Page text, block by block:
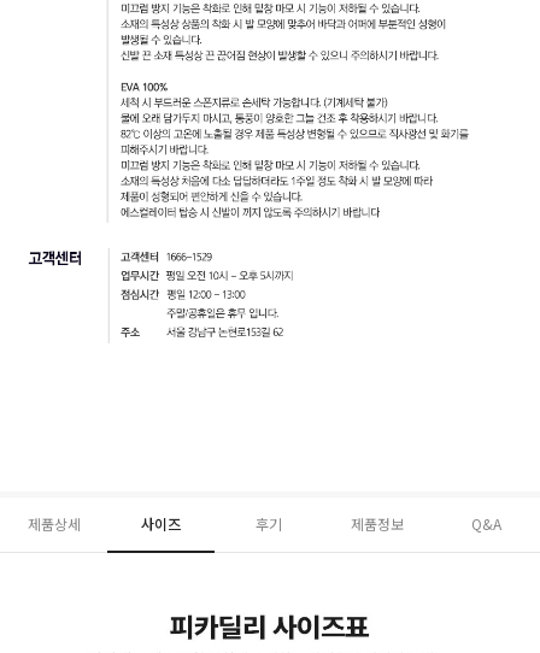
제품상세 사이즈 후기 제품정보 Q&A